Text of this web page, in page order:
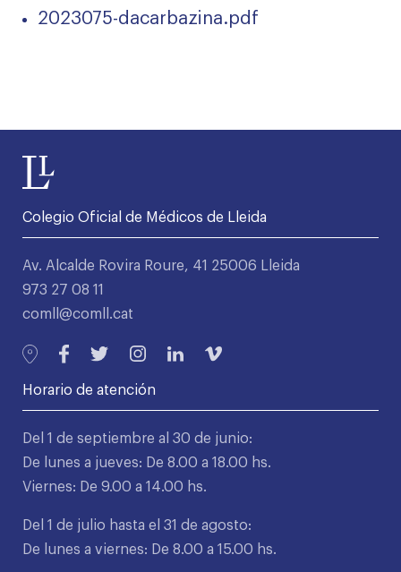
2023075-dacarbazina.pdf
Colegio Oficial de Médicos de Lleida
Av. Alcalde Rovira Roure, 41 25006 Lleida
973 27 08 11
comll@comll.cat
Horario de atención
Del 1 de septiembre al 30 de junio:
De lunes a jueves: De 8.00 a 18.00 hs.
Viernes: De 9.00 a 14.00 hs.
Del 1 de julio hasta el 31 de agosto:
De lunes a viernes: De 8.00 a 15.00 hs.